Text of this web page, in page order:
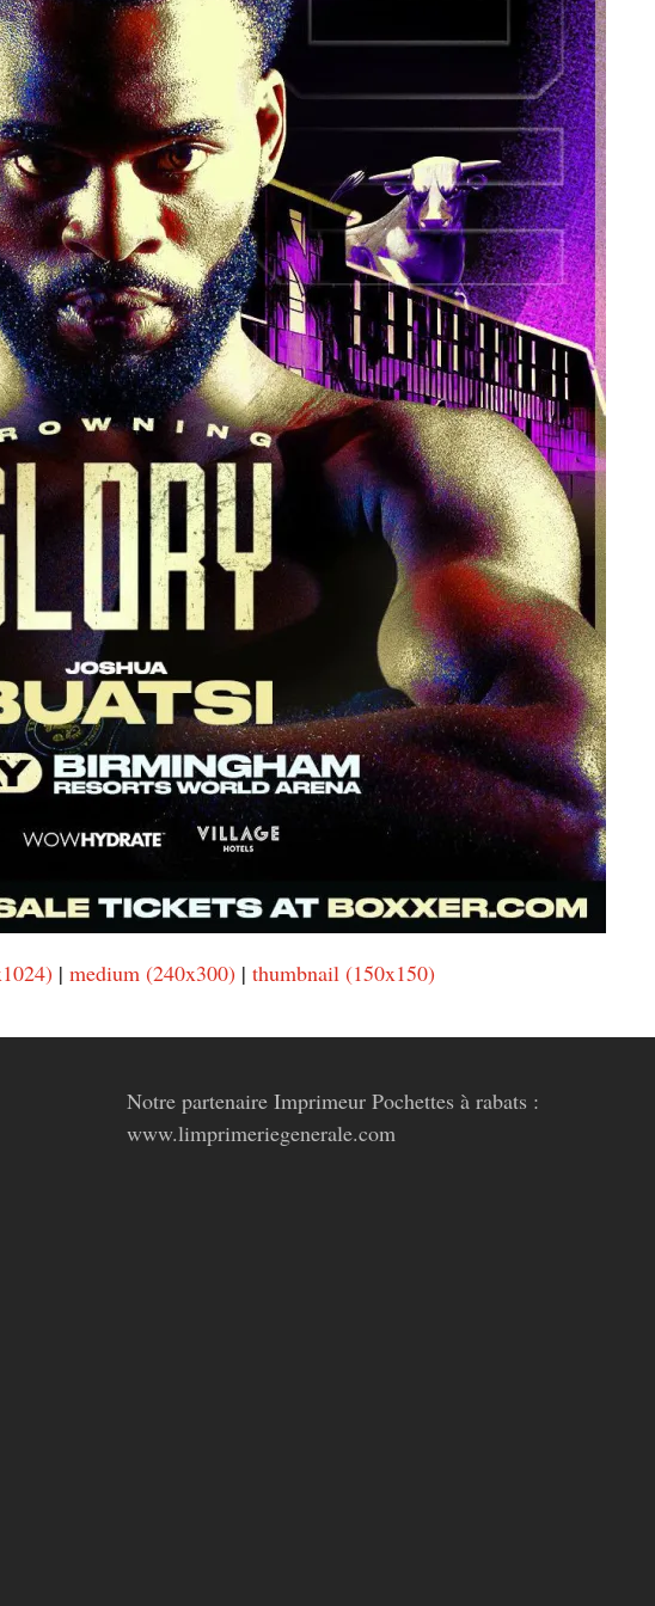
|medium (240x300) |thumbnail (150x150)
Notre partenaire Imprimeur Pochettes à rabats :
www.limprimeriegenerale.com